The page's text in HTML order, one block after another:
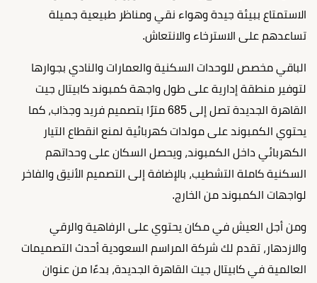
الاستمتاع ببيئة جيدة وهواء نقي ومناظر طبيعية جميلة
تساعدهم على الاسترخاء والانتعاش.
الباقي مخصص للوحدات السكنية والعمارات والنادي بجوارها
لتوفير منطقة إدارية على طول واجهة كمبوند كابيتال جيت
القاهرة الجديدة تصل إلى 685 مترًا بتصميم فريد وجذاب، كما
يحتوي الكمبوند على مولدات كهربائية لمنع انقطاع التيار
الكهربائي داخل الكمبوند، ويحصل السكان على وحداتهم
السكنية كاملة التشطيب، بالإضافة إلى التصميم الأنيق والفاخر
لواجهات الكمبوند من الخارج.
ومن أجل العيش في مكان يحتوي على الرفاهية والرقي
والازدهار، تقدم لك شركة المراسم السعودية أحدث التصميمات
العالمية في كابيتال جيت القاهرة الجديدة، بدءًا من عنوان